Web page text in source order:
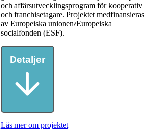
och affärsutvecklingsprogram för kooperativ
och franchisetagare. Projektet medfinansieras
av Europeiska unionen/Europeiska
socialfonden (ESF).
Detaljer
Läs mer om projektet